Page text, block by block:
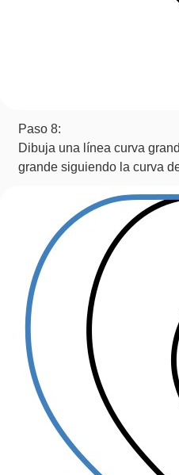
Paso 8:
Dibuja una línea curva
grande siguiendo la curva